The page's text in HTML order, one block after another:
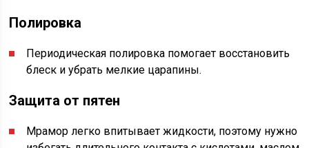
Полировка
Периодическая полировка помогает восстановить
блеск и убрать мелкие царапины.
Защита от пятен
Мрамор легко впитывает жидкости, поэтому нужно